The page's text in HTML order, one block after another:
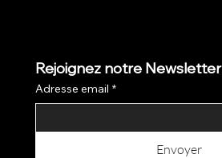
Rejoignez notre Newsletter
Adresse email *
Envoyer